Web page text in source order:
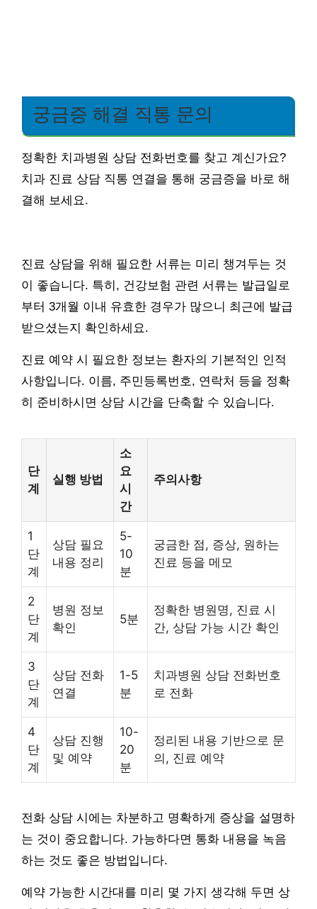
궁금증 해결 직통 문의
정확한 치과병원 상담 전화번호를 찾고 계신가요?
치과 진료 상담 직통 연결을 통해 궁금증을 바로 해
결해 보세요.
진료 상담을 위해 필요한 서류는 미리 챙겨두는 것
이 좋습니다. 특히, 건강보험 관련 서류는 발급일로
부터 3개월 이내 유효한 경우가 많으니 최근에 발급
받으셨는지 확인하세요.
진료 예약 시 필요한 정보는 환자의 기본적인 인적
사항입니다. 이름, 주민등록번호, 연락처 등을 정확
히 준비하시면 상담 시간을 단축할 수 있습니다.
단
계
실행 방법
소
요
시
간
주의사항
1
단
계
상담 필요
내용 정리
5-
10
분
궁금한 점, 증상, 원하는
진료 등을 메모
2
단
계
병원 정보
확인
5분
정확한 병원명, 진료 시
간, 상담 가능 시간 확인
3
단
계
상담 전화
연결
1-5
분
치과병원 상담 전화번호
로 전화
4
단
계
상담 진행
및 예약
10-
20
분
정리된 내용 기반으로 문
의, 진료 예약
전화 상담 시에는 차분하고 명확하게 증상을 설명하
는 것이 중요합니다. 가능하다면 통화 내용을 녹음
하는 것도 좋은 방법입니다.
예약 가능한 시간대를 미리 몇 가지 생각해 두면 상